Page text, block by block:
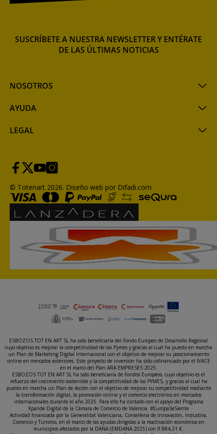
NOSOTROS
AYUDA
LEGAL
SUSCRÍBETE A NUESTRA NEWSLETTER Y ENTÉRATE
DE LAS ÚLTIMAS NOTICIAS
© Totenart 2026. Diseño web por Difadi.com
ESBOZOS TOT EN ART SL ha sido beneficiaria del Fondo Europeo de Desarrollo Regional
cuyo objetivo es mejorar la competitividad de las Pymes y gracias al cual ha puesto en marcha
un Plan de Marketing Digital Internacional con el objetivo de mejorar su posicionamiento
online en mercados exteriores. Este proyecto de inversión ha sido cofinanciado por el IVACE
en el marco del Plan ARA EMPRESES 2025.
ESBOZOS TOT EN ART SL ha sido beneficiaria de Fondos Europeos, cuyo objetivo es el
refuerzo del crecimiento sostenible y la competitividad de las PYMES, y gracias al cual ha
puesto en marcha un Plan de Acción con el objetivo de mejorar su competitividad mediante
la transformación digital, la promoción online y el comercio electrónico en mercados
internacionales durante el año 2025. Para ello ha contado con el apoyo del Programa
Xpande Digital de la Cámara de Comercio de Valencia. #EuropaSeSiente
Actividad financiada por la Generalitat Valenciana, Conselleria de Innovación, Industria,
Comercio y Turismo, en el marco de las ayudas dirigidas a la reactivación económica en
municipios afectados por la DANA (EMDANA 2025) con 9.884,31 €.